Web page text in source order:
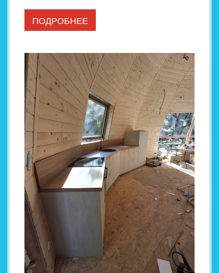
ПОДРОБНЕЕ